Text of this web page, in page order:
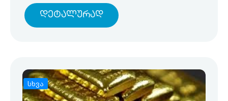
Დეტალურად
სხვა